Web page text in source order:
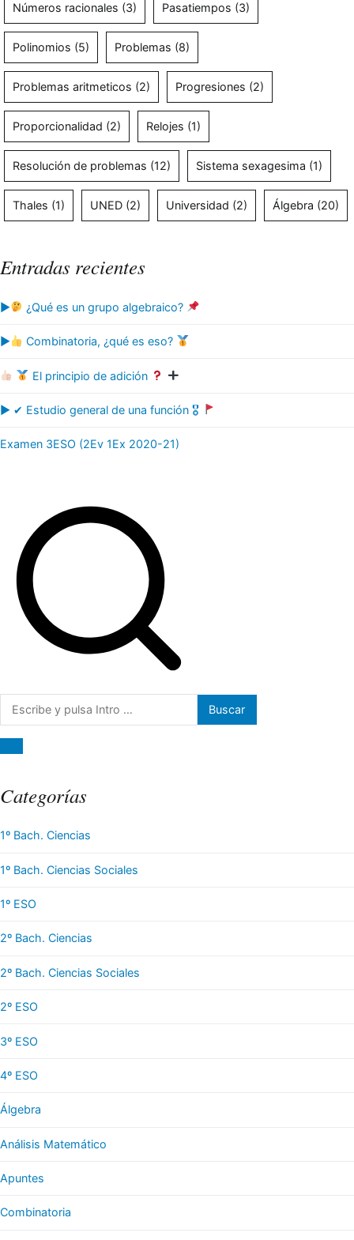
Números racionales (3) Pasatiempos (3)
Polinomios (5) Problemas (8)
Problemas aritmeticos (2) Progresiones (2)
Proporcionalidad (2) Relojes (1)
Resolución de problemas (12) Sistema sexagesima (1)
Thales (1) UNED (2) Universidad (2) Álgebra (20)
Entradas recientes
▶ ¿Qué es un grupo algebraico?
▶ Combinatoria, ¿qué es eso?
El principio de adición
▶ ✔ Estudio general de una función 🎖
Examen 3ESO (2Ev 1Ex 2020-21)
Buscar:
Categorías
1º Bach. Ciencias
1º Bach. Ciencias Sociales
1º ESO
2º Bach. Ciencias
2º Bach. Ciencias Sociales
2º ESO
3º ESO
4º ESO
Álgebra
Análisis Matemático
Apuntes
Combinatoria